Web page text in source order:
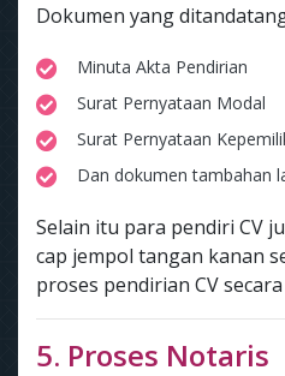
Dokumen yang
Minuta Akta Pendirian
Surat Pernyataan Modal
Surat Pernyataan
Dan dokumen tambahan
Selain itu para pendiri CV
cap jempol tangan kanan
proses pendirian CV
5. Proses Notaris